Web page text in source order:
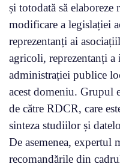
și totodată să
modificare a legislației
reprezentanți ai
agricoli, reprezentanți
administrației publice
acest domeniu. Grupul
de către RDCR, care
sinteza studiilor și
De asemenea, expertul
recomandările din